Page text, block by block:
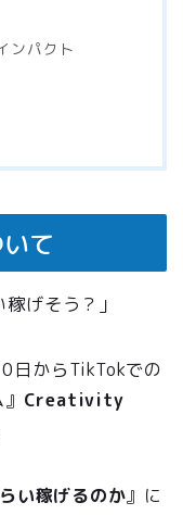
ンパクト
て
げそう？」
日からTikTokでの
Creativity
い稼げるのか』に